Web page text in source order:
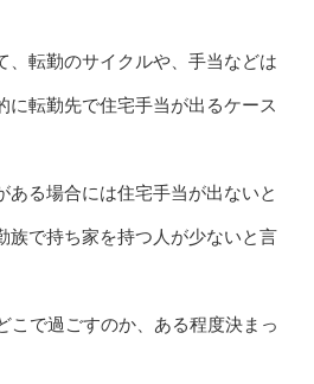
、転勤のサイクルや、手当などは
に転勤先で住宅手当が出るケース
ある場合には住宅手当が出ないと
族で持ち家を持つ人が少ないと言
こで過ごすのか、ある程度決まっ